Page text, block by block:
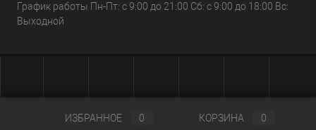
График работы Пн-Пт: с 9:00 до 21:00 Сб: с 9:00 до 18:00 Вс:
Выходной
ИЗБРАННОЕ 0 КОРЗИНА 0